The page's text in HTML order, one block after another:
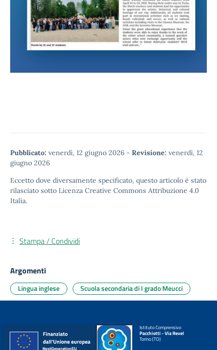
Pubblicato: venerdì, 12 giugno 2026 - Revisione: venerdì, 12
giugno 2026
Eccetto dove diversamente specificato, questo articolo è stato
rilasciato sotto Licenza Creative Commons Attribuzione 4.0
Italia.
Stampa / Condividi
Argomenti
Lingua inglese Scuola secondaria di I grado Meucci
Istituto Comprensivo
Pacchiotti - Via Revel
Torino (TO)